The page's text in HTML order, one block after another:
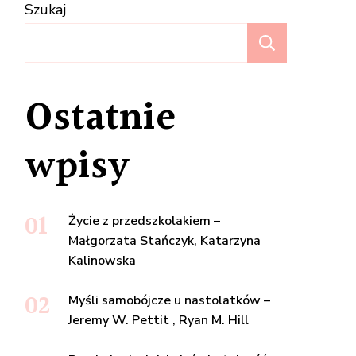
Szukaj
Ostatnie
wpisy
Życie z przedszkolakiem –
Małgorzata Stańczyk, Katarzyna
Kalinowska
Myśli samobójcze u nastolatków –
Jeremy W. Pettit , Ryan M. Hill